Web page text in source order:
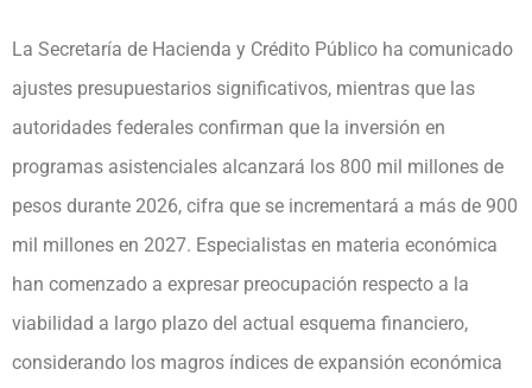
La Secretaría de Hacienda y Crédito Público ha comunicado
ajustes presupuestarios significativos, mientras que las
autoridades federales confirman que la inversión en
programas asistenciales alcanzará los 800 mil millones de
pesos durante 2026, cifra que se incrementará a más de 900
mil millones en 2027. Especialistas en materia económica
han comenzado a expresar preocupación respecto a la
viabilidad a largo plazo del actual esquema financiero,
considerando los magros índices de expansión económica